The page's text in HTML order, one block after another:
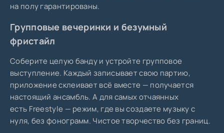
на полу гарантированы.
Групповые вечеринки и безумный
фристайл
Соберите целую банду и устройте групповое
выступление. Каждый записывает свою партию,
приложение склеивает всё вместе — получается
настоящий ансамбль. А для самых отчаянных
есть Freestyle — режим, где вы создаете музыку с
нуля, без фонограмм. Чистое творчество без границ.